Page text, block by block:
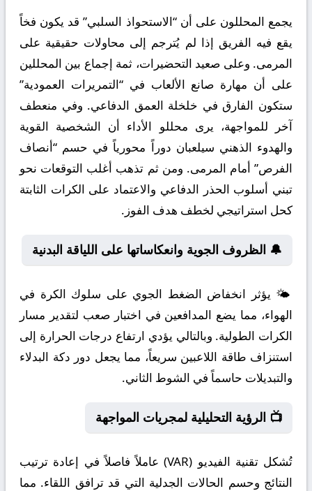
يجمع المحللون على أن “الاستحواذ السلبي” قد يكون فخاً
يقع فيه الفريق إذا لم يُترجم إلى محاولات حقيقية على
المرمى. وعلى صعيد التحضيرات، ثمة إجماع بين المحللين
على أن مهارة صانع الألعاب في “التمريرات العمودية”
ستكون الفارق في خلخلة العمق الدفاعي. وفي منعطف
آخر للمواجهة، يرى محللو الأداء أن الشخصية القوية
والهدوء الذهني سيلعبان دوراً محورياً في حسم “أنصاف
الفرص” أمام المرمى. ومن ثم تذهب أغلب التوقعات نحو
تبني أسلوب الحذر الدفاعي والاعتماد على الكرات الثابتة
كحل استراتيجي لخطف هدف الفوز.
🔔 الظروف الجوية وانعكاساتها على اللياقة البدنية
🌤️ يؤثر انخفاض الضغط الجوي على سلوك الكرة في
الهواء، مما يضع المدافعين في اختبار صعب لتقدير مسار
الكرات الطولية. وبالتالي يؤدي ارتفاع درجات الحرارة إلى
استنزاف طاقة اللاعبين سريعاً، مما يجعل دور دكة البدلاء
والتبديلات حاسماً في الشوط الثاني.
📺 الرؤية التحليلية لمجريات المواجهة
تُشكل تقنية الفيديو (VAR) عاملاً فاصلاً في إعادة ترتيب
النتائج وحسم الحالات الجدلية التي قد ترافق اللقاء. مما